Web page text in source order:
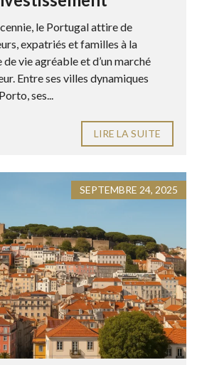
le Portugal attire de
expatriés et familles à la
de vie agréable et d’un marché
Entre ses villes dynamiques
ses...
LIRE LA SUITE
SEPTEMBRE 24, 2025